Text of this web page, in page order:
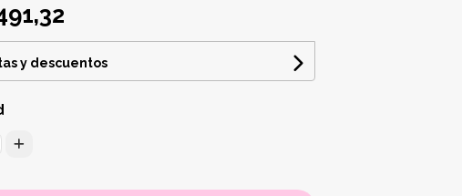
y descuentos